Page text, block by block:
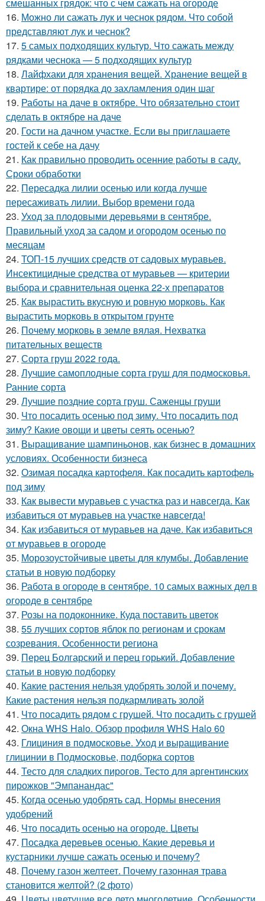
16. Можно ли сажать лук и чеснок рядом. Что собой
представляют лук и чеснок?
17. 5 самых подходящих культур. Что сажать между
рядками чеснока — 5 подходящих культур
18. Лайфхаки для хранения вещей. Хранение вещей в
квартире: от порядка до захламления один шаг
19. Работы на даче в октябре. Что обязательно стоит
сделать в октябре на даче
20. Гости на дачном участке. Если вы приглашаете
гостей к себе на дачу
21. Как правильно проводить осенние работы в саду.
Сроки обработки
22. Пересадка лилии осенью или когда лучше
пересаживать лилии. Выбор времени года
23. Уход за плодовыми деревьями в сентябре.
Правильный уход за садом и огородом осенью по
месяцам
24. ТОП-15 лучших средств от садовых муравьев.
Инсектицидные средства от муравьев — критерии
выбора и сравнительная оценка 22-х препаратов
25. Как вырастить вкусную и ровную морковь. Как
вырастить морковь в открытом грунте
26. Почему морковь в земле вялая. Нехватка
питательных веществ
27. Сорта груш 2022 года.
28. Лучшие самоплодные сорта груш для подмосковья.
Ранние сорта
29. Лучшие поздние сорта груш. Саженцы груши
30. Что посадить осенью под зиму. Что посадить под
зиму? Какие овощи и цветы сеять осенью?
31. Выращивание шампиньонов, как бизнес в домашних
условиях. Особенности бизнеса
32. Озимая посадка картофеля. Как посадить картофель
под зиму
33. Как вывести муравьев с участка раз и навсегда. Как
избавиться от муравьев на участке навсегда!
34. Как избавиться от муравьев на даче. Как избавиться
от муравьев в огороде
35. Морозоустойчивые цветы для клумбы. Добавление
статьи в новую подборку
36. Работа в огороде в сентябре. 10 самых важных дел в
огороде в сентябре
37. Розы на подоконнике. Куда поставить цветок
38. 55 лучших сортов яблок по регионам и срокам
созревания. Особенности региона
39. Перец Болгарский и перец горький. Добавление
статьи в новую подборку
40. Какие растения нельзя удобрять золой и почему.
Какие растения нельзя подкармливать золой
41. Что посадить рядом с грушей. Что посадить с грушей
42. Окна WHS Halo. Обзор профиля WHS Halo 60
43. Глициния в подмосковье. Уход и выращивание
глицинии в Подмосковье, подборка сортов
44. Тесто для сладких пирогов. Тесто для аргентинских
пирожков "Эмпанандас"
45. Когда осенью удобрять сад. Нормы внесения
удобрений
46. Что посадить осенью на огороде. Цветы
47. Посадка деревьев осенью. Какие деревья и
кустарники лучше сажать осенью и почему?
48. Почему газон желтеет. Почему газонная трава
становится желтой? (2 фото)